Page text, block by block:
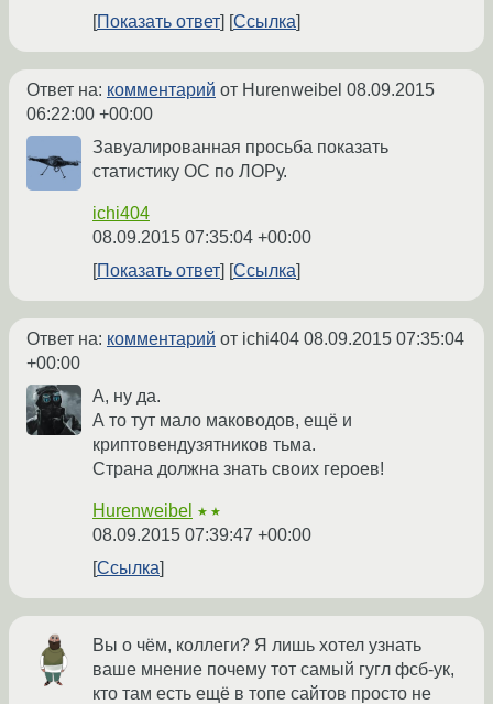
Показать ответ
Ссылка
Ответ на: комментарий от Hurenweibel 08.09.2015
06:22:00 +00:00
Завуалированная просьба показать
статистику ОС по ЛОРу.
ichi404
08.09.2015 07:35:04 +00:00
Показать ответ
Ссылка
Ответ на: комментарий от ichi404 08.09.2015 07:35:04
+00:00
А, ну да.
А то тут мало маководов, ещё и
криптовендузятников тьма.
Страна должна знать своих героев!
Hurenweibel ★★
08.09.2015 07:39:47 +00:00
Ссылка
Вы о чём, коллеги? Я лишь хотел узнать
ваше мнение почему тот самый гугл фсб-ук,
кто там есть ещё в топе сайтов просто не